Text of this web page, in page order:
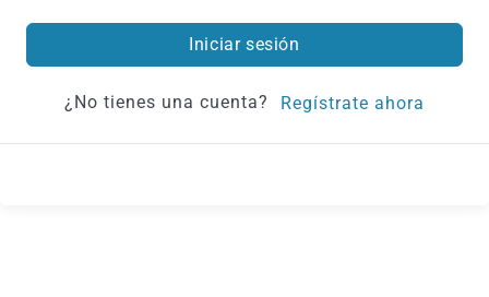
Iniciar sesión
¿No tienes una cuenta? Regístrate ahora